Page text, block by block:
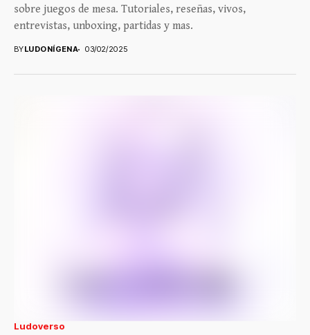
sobre juegos de mesa. Tutoriales, reseñas, vivos,
entrevistas, unboxing, partidas y mas.
BYLUDONÍGENA 03/02/2025
Ludoverso